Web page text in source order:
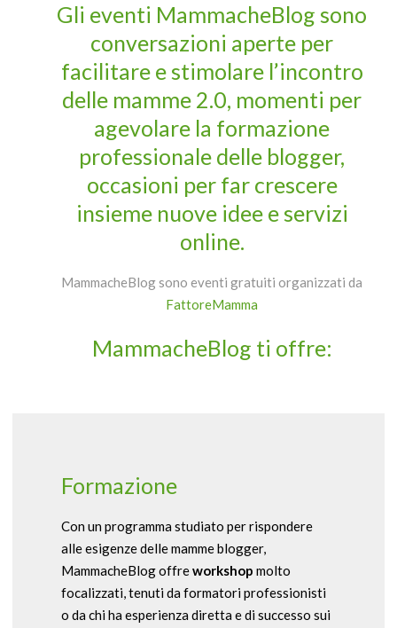
Gli eventi MammacheBlog sono
conversazioni aperte per
facilitare e stimolare l’incontro
delle mamme 2.0, momenti per
agevolare la formazione
professionale delle blogger,
occasioni per far crescere
insieme nuove idee e servizi
online.
MammacheBlog sono eventi gratuiti organizzati da
FattoreMamma
MammacheBlog ti offre:
Formazione
Con un programma studiato per rispondere
alle esigenze delle mamme blogger,
MammacheBlog offreworkshop molto
focalizzati, tenuti da formatori professionisti
o da chi ha esperienza diretta e di successo sui